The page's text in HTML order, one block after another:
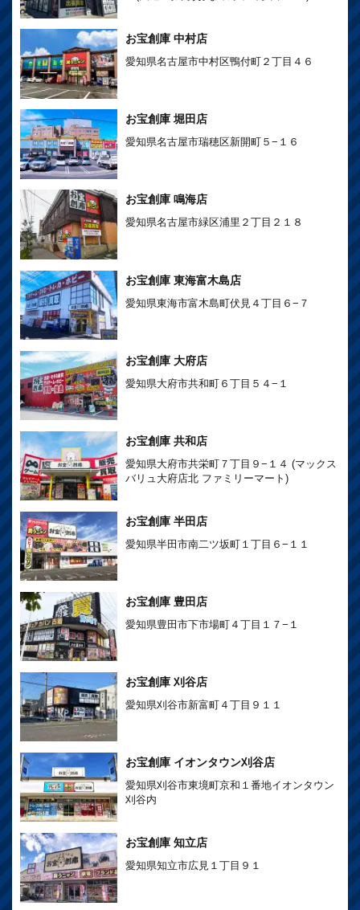
お宝創庫 中村店
愛知県名古屋市中村区鴨付町２丁目４６
お宝創庫 堀田店
愛知県名古屋市瑞穂区新開町５−１６
お宝創庫 鳴海店
愛知県名古屋市緑区浦里２丁目２１８
お宝創庫 東海富木島店
愛知県東海市富木島町伏見４丁目６−７
お宝創庫 大府店
愛知県大府市共和町６丁目５４−１
お宝創庫 共和店
愛知県大府市共栄町７丁目９−１４ (マックス
バリュ大府店北 ファミリーマート)
お宝創庫 半田店
愛知県半田市南二ツ坂町１丁目６−１１
お宝創庫 豊田店
愛知県豊田市下市場町４丁目１７−１
お宝創庫 刈谷店
愛知県刈谷市新富町４丁目９１１
お宝創庫 イオンタウン刈谷店
愛知県刈谷市東境町京和１番地イオンタウン
刈谷内
お宝創庫 知立店
愛知県知立市広見１丁目９１